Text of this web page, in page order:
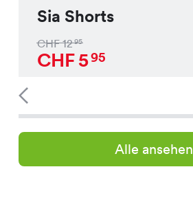
Sia Shorts
CHF1295
CHF595
Alle ansehen